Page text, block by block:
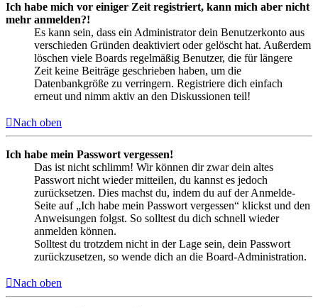
Ich habe mich vor einiger Zeit registriert, kann mich aber nicht
mehr anmelden?!
Es kann sein, dass ein Administrator dein Benutzerkonto aus
verschieden Gründen deaktiviert oder gelöscht hat. Außerdem
löschen viele Boards regelmäßig Benutzer, die für längere
Zeit keine Beiträge geschrieben haben, um die
Datenbankgröße zu verringern. Registriere dich einfach
erneut und nimm aktiv an den Diskussionen teil!
Nach oben
Ich habe mein Passwort vergessen!
Das ist nicht schlimm! Wir können dir zwar dein altes
Passwort nicht wieder mitteilen, du kannst es jedoch
zurücksetzen. Dies machst du, indem du auf der Anmelde-
Seite auf „Ich habe mein Passwort vergessen“ klickst und den
Anweisungen folgst. So solltest du dich schnell wieder
anmelden können.
Solltest du trotzdem nicht in der Lage sein, dein Passwort
zurückzusetzen, so wende dich an die Board-Administration.
Nach oben